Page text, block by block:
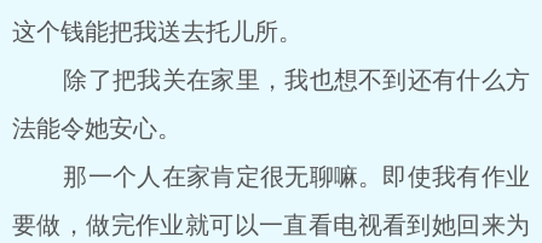
这个钱能把我送去托儿所。
除了把我关在家里，我也想不到还有什么方
法能令她安心。
那一个人在家肯定很无聊嘛。即使我有作业
要做，做完作业就可以一直看电视看到她回来为